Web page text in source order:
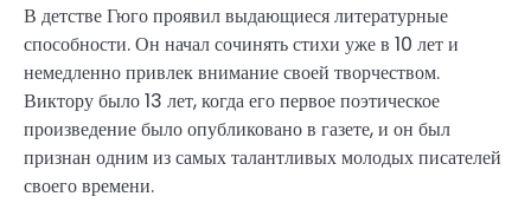
В детстве Гюго проявил выдающиеся литературные
способности. Он начал сочинять стихи уже в 10 лет и
немедленно привлек внимание своей творчеством.
Виктору было 13 лет, когда его первое поэтическое
произведение было опубликовано в газете, и он был
признан одним из самых талантливых молодых писателей
своего времени.